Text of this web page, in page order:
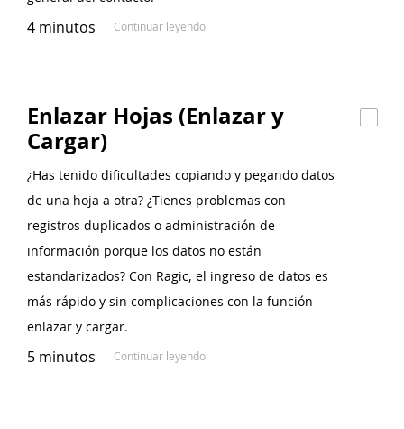
4 minutos Continuar leyendo
Enlazar Hojas (Enlazar y
Cargar)
¿Has tenido dificultades copiando y pegando datos
de una hoja a otra? ¿Tienes problemas con
registros duplicados o administración de
información porque los datos no están
estandarizados? Con Ragic, el ingreso de datos es
más rápido y sin complicaciones con la función
enlazar y cargar.
5 minutos Continuar leyendo